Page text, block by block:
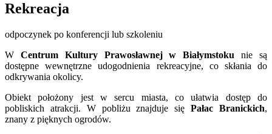
Rekreacja
odpoczynek po konferencji lub szkoleniu
W Centrum Kultury Prawosławnej w Białymstoku nie są
dostępne wewnętrzne udogodnienia rekreacyjne, co skłania do
odkrywania okolicy.
Obiekt położony jest w sercu miasta, co ułatwia dostęp do
pobliskich atrakcji. W pobliżu znajduje sięPałac Branickich,
znany z pięknych ogrodów.